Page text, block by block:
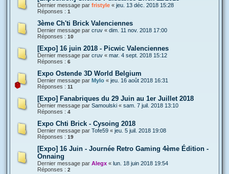
Dernier message par fristyle « jeu. 13 déc. 2018 15:28
Réponses : 1
3ème Ch'ti Brick Valenciennes
Dernier message par cruv « dim. 11 nov. 2018 17:00
Réponses : 10
[Expo] 16 juin 2018 - Picwic Valenciennes
Dernier message par cruv « mar. 4 sept. 2018 15:12
Réponses : 6
Expo Ostende 3D World Belgium
Dernier message par Mylo « jeu. 16 août 2018 16:31
Réponses : 11
[Expo] Fanabriques du 29 Juin au 1er Juillet 2018
Dernier message par Samoulski « sam. 7 juil. 2018 13:10
Réponses : 4
Expo Chti Brick - Cysoing 2018
Dernier message par Tofe59 « jeu. 5 juil. 2018 19:08
Réponses : 19
[Expo] 16 Juin - Journée Retro Gaming 4ème Édition -
Onnaing
Dernier message par Alegx « lun. 18 juin 2018 19:54
Réponses : 2